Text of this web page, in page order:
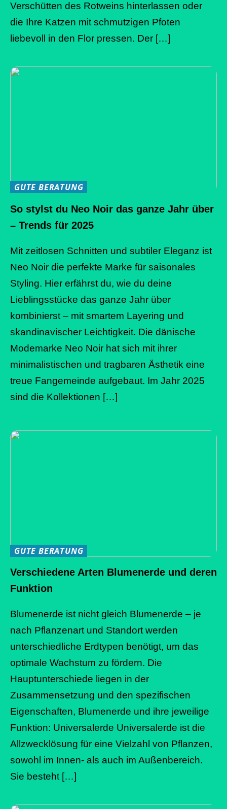
Verschütten des Rotweins hinterlassen oder
die Ihre Katzen mit schmutzigen Pfoten
liebevoll in den Flor pressen. Der […]
GUTE BERATUNG
So stylst du Neo Noir das ganze Jahr über
– Trends für 2025
Mit zeitlosen Schnitten und subtiler Eleganz ist
Neo Noir die perfekte Marke für saisonales
Styling. Hier erfährst du, wie du deine
Lieblingsstücke das ganze Jahr über
kombinierst – mit smartem Layering und
skandinavischer Leichtigkeit. Die dänische
Modemarke Neo Noir hat sich mit ihrer
minimalistischen und tragbaren Ästhetik eine
treue Fangemeinde aufgebaut. Im Jahr 2025
sind die Kollektionen […]
GUTE BERATUNG
Verschiedene Arten Blumenerde und deren
Funktion
Blumenerde ist nicht gleich Blumenerde – je
nach Pflanzenart und Standort werden
unterschiedliche Erdtypen benötigt, um das
optimale Wachstum zu fördern. Die
Hauptunterschiede liegen in der
Zusammensetzung und den spezifischen
Eigenschaften, Blumenerde und ihre jeweilige
Funktion: Universalerde Universalerde ist die
Allzwecklösung für eine Vielzahl von Pflanzen,
sowohl im Innen- als auch im Außenbereich.
Sie besteht […]